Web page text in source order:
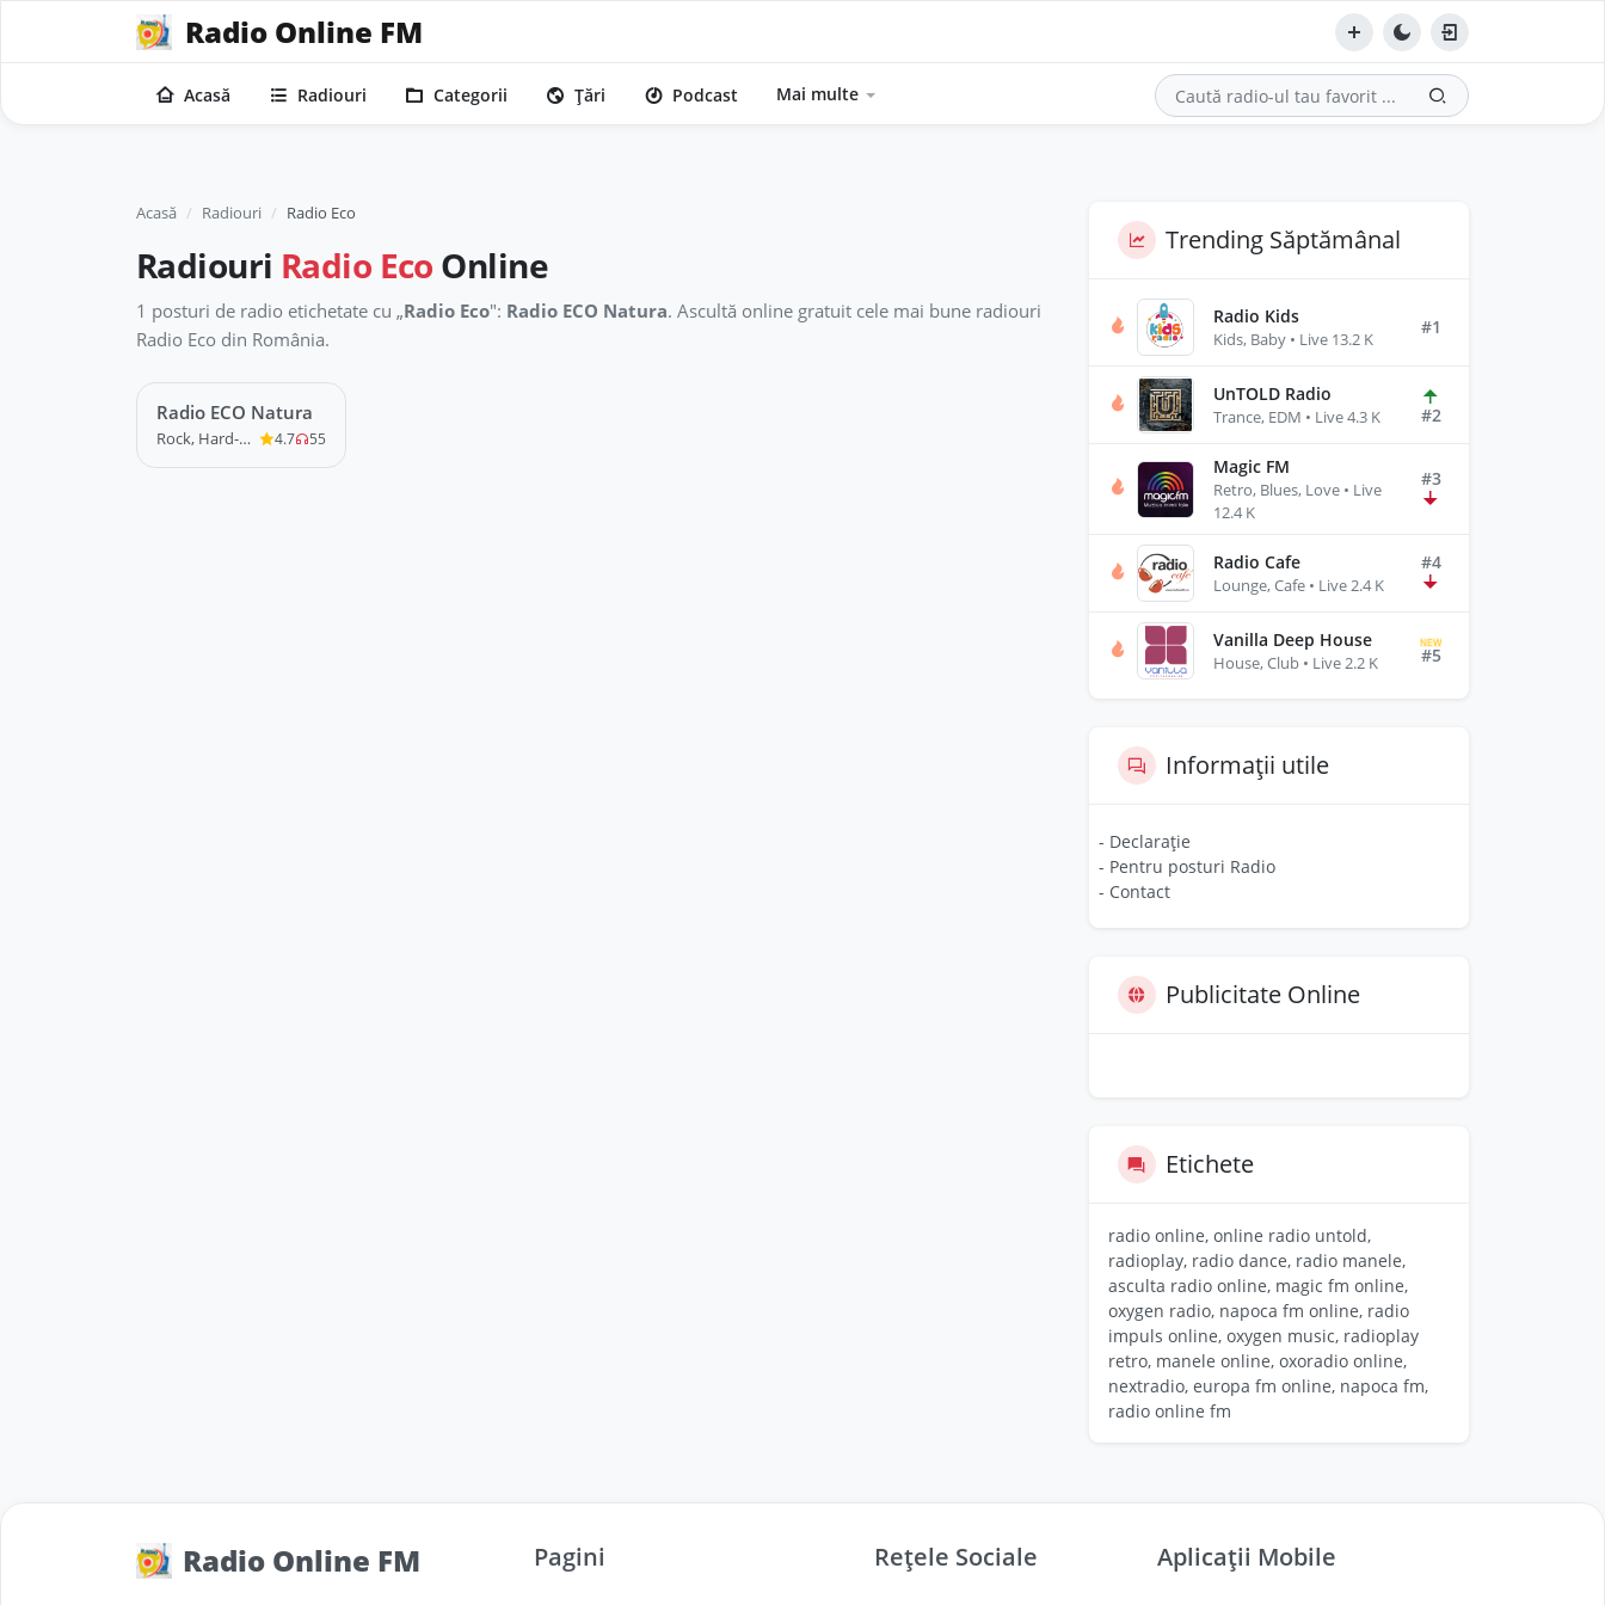
Radio Online FM
Acasă Radiouri Categorii Țări Podcast Mai multe
Acasă Radiouri Radio Eco
Radiouri Radio Eco Online
1 posturi de radio etichetate cu „Radio Eco": Radio ECO Natura. Ascultă online gratuit cele mai bune radiouri
Radio Eco din România.
LIVE
Radio ECO Natura
Rock, Hard-Rock, Chill, Alternative 4.7 55
Trending Săptămânal
Radio Kids
Kids, Baby • Live 13.2 K
#1
UnTOLD Radio
Trance, EDM • Live 4.3 K #2
Magic FM
Retro, Blues, Love • Live
12.4 K
#3
Radio Cafe
Lounge, Cafe • Live 2.4 K
#4
Vanilla Deep House
House, Club • Live 2.2 K
NEW
#5
Informații utile
- Declarație
- Pentru posturi Radio
- Contact
Publicitate Online
Etichete
radio online, online radio untold,
radioplay, radio dance, radio manele,
asculta radio online, magic fm online,
oxygen radio, napoca fm online, radio
impuls online, oxygen music, radioplay
retro, manele online, oxoradio online,
nextradio, europa fm online, napoca fm,
radio online fm
Radio Online FM Pagini Rețele Sociale Aplicații Mobile